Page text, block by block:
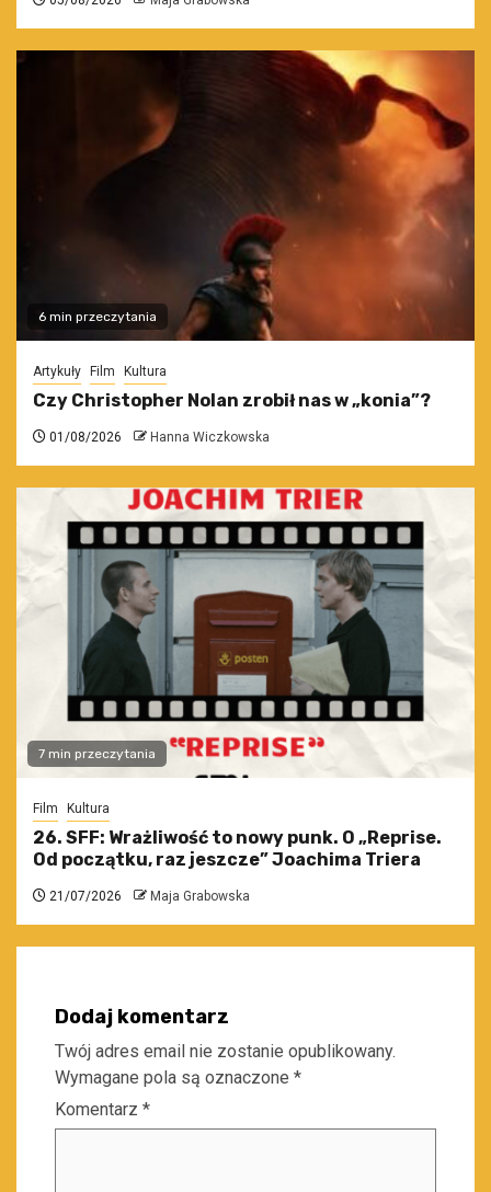
6 min przeczytania
Artykuły Film Kultura
Czy Christopher Nolan zrobił nas w „konia”?
01/08/2026 Hanna Wiczkowska
7 min przeczytania
Film Kultura
26. SFF: Wrażliwość to nowy punk. O „Reprise.
Od początku, raz jeszcze” Joachima Triera
21/07/2026 Maja Grabowska
Dodaj komentarz
Twój adres email nie zostanie opublikowany.
Wymagane pola są oznaczone *
Komentarz *